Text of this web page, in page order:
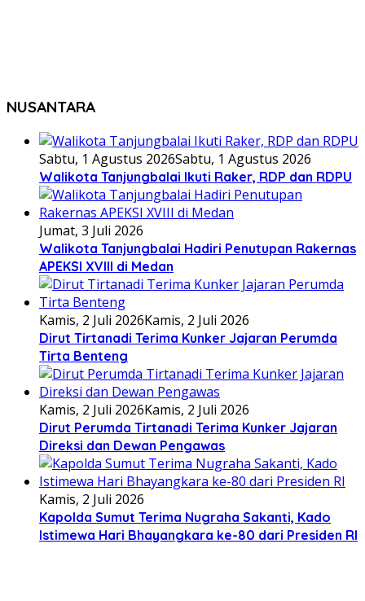
NUSANTARA
Sabtu, 1 Agustus 2026Sabtu, 1 Agustus 2026
Walikota Tanjungbalai Ikuti Raker, RDP dan RDPU
Jumat, 3 Juli 2026
Walikota Tanjungbalai Hadiri Penutupan Rakernas
APEKSI XVIII di Medan
Kamis, 2 Juli 2026Kamis, 2 Juli 2026
Dirut Tirtanadi Terima Kunker Jajaran Perumda
Tirta Benteng
Kamis, 2 Juli 2026Kamis, 2 Juli 2026
Dirut Perumda Tirtanadi Terima Kunker Jajaran
Direksi dan Dewan Pengawas
Kamis, 2 Juli 2026
Kapolda Sumut Terima Nugraha Sakanti, Kado
Istimewa Hari Bhayangkara ke-80 dari Presiden RI